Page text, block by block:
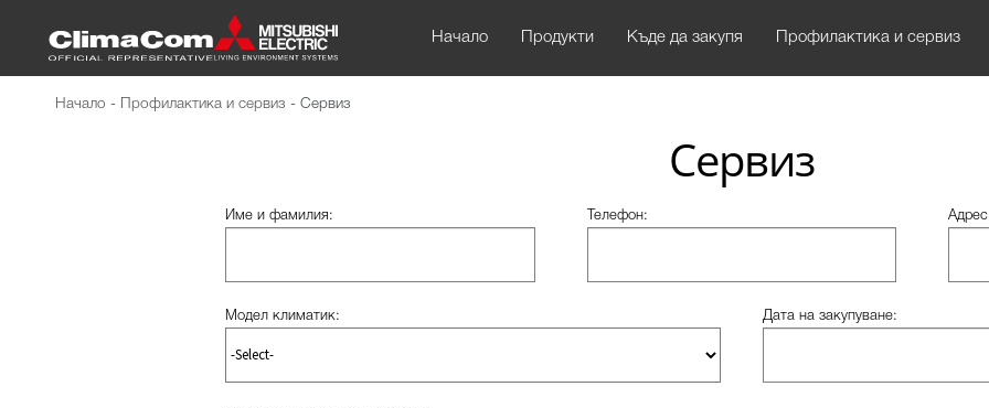
Начало Продукти Къде да закупя Профилактика и сервиз
Начало - Профилактика и сервиз - Сервиз
Сервиз
Име и фамилия: Телефон:
Модел климатик: Дата на закупуване: